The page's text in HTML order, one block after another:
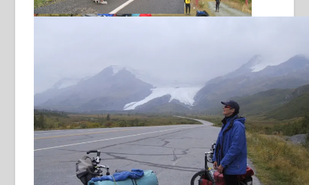
de olie-pijplijn naar het zuiden
lekke band